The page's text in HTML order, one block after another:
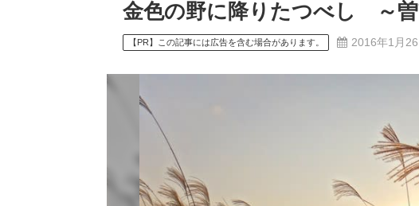
金色の野に降りたつべし ～曽
【PR】この記事には広告を含む場合があります。 2016年1月26